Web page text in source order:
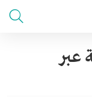
عبر